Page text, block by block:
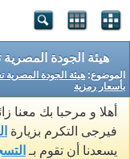
الموضوع: هيئة الجودة المصرية
بأسعار رمزية
أهلا و مرحبا بك معنا
فيرجى التكرم بزيارة
يسعدنا أن تقوم بـ